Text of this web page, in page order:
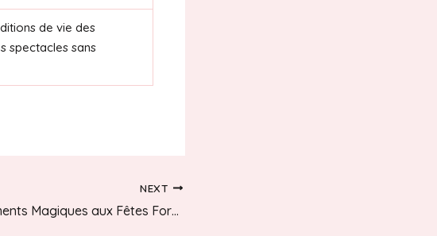
de vie des
spectacles sans
NEXT
Moments Magiques aux Fêtes Foraines : Expériences Inoubliables